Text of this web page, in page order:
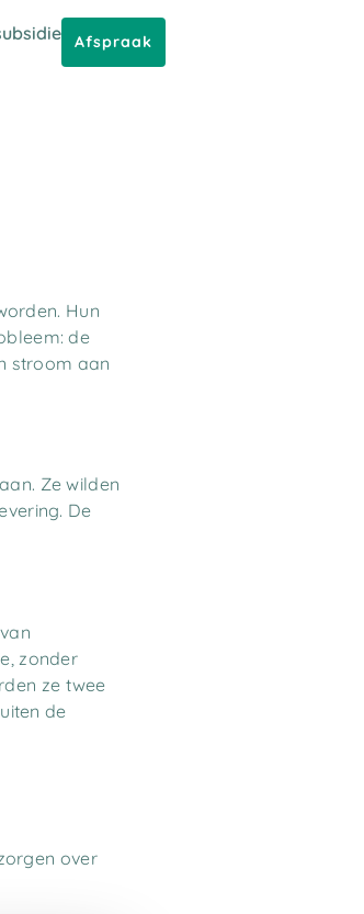
Afspraak
Hun
de
stroom aan
Ze wilden
De
zonder
ze twee
de
over